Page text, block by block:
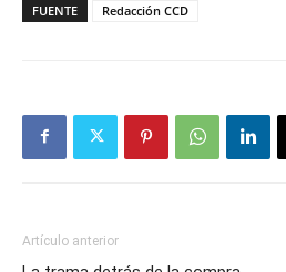
FUENTE
Redacción CCD
Artículo anterior